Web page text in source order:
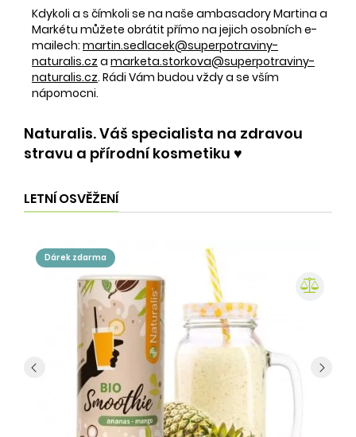
Kdykoli a s čímkoli se na naše ambasadory Martina a
Markétu můžete obrátit přímo na jejich osobních e-
mailech: martin.sedlacek@superpotraviny-
naturalis.cz a marketa.storkova@superpotraviny-
naturalis.cz. Rádi Vám budou vždy a se vším
nápomocni.
Naturalis. Váš specialista na zdravou
stravu a přírodní kosmetiku ♥️
LETNÍ OSVĚŽENÍ
dárek zdarma